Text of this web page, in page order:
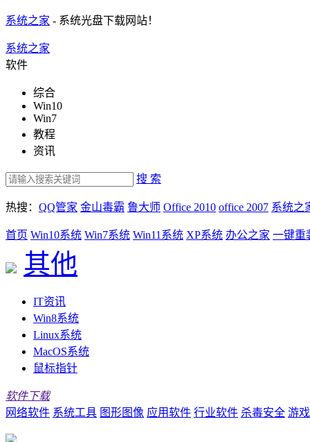
系统之家 - 系统光盘下载网站！
系统之家
软件
综合
Win10
Win7
教程
资讯
搜 索
热搜： QQ管家 金山毒霸 鲁大师 Office 2010 office 2007 系统之
首页 Win10系统 Win7系统 Win11系统 XP系统 办公之家 一键重
其他
IT资讯
Win8系统
Linux系统
MacOS系统
鼠标指针
软件下载
网络软件 系统工具 图形图像 应用软件 行业软件 杀毒安全 游